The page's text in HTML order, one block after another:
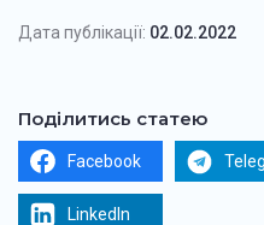
Дата публікації: 02.02.2022
Поділитись статею
Facebook
LinkedIn